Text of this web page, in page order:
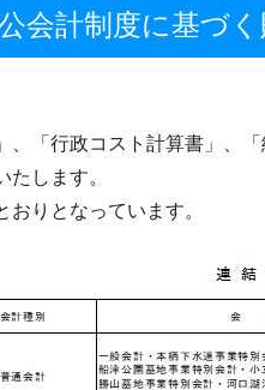
会計制度に基づ
、「行政コスト計算書」、
します。
りとなっています。